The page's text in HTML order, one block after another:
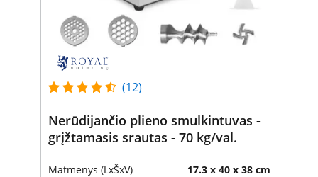
(12)
Nerūdijančio plieno smulkintuvas -
grįžtamasis srautas - 70 kg/val.
Matmenys (LxŠxV) 17.3 x 40 x 38 cm